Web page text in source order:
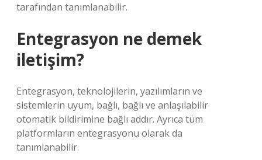
tarafından tanımlanabilir.
Entegrasyon ne demek
iletişim?
Entegrasyon, teknolojilerin, yazılımların ve
sistemlerin uyum, bağlı, bağlı ve anlaşılabilir
otomatik bildirimine bağlı addır. Ayrıca tüm
platformların entegrasyonu olarak da
tanımlanabilir.